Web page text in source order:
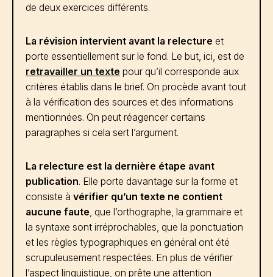
de deux exercices différents.
La révision intervient avant la relecture et
porte essentiellement sur le fond. Le but, ici, est de
retravailler un texte pour qu’il corresponde aux
critères établis dans le brief. On procède avant tout
à la vérification des sources et des informations
mentionnées. On peut réagencer certains
paragraphes si cela sert l’argument.
La relecture est la dernière étape avant
publication. Elle porte davantage sur la forme et
consiste à vérifier qu’un texte ne contient
aucune faute , que l’orthographe, la grammaire et
la syntaxe sont irréprochables, que la ponctuation
et les règles typographiques en général ont été
scrupuleusement respectées. En plus de vérifier
l’aspect linguistique, on prête une attention